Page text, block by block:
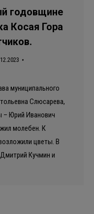
годовщине
Косая Гора
муниципального
Слюсарева,
– Юрий Иванович
молебен. К
цветы. В
Кучмин и